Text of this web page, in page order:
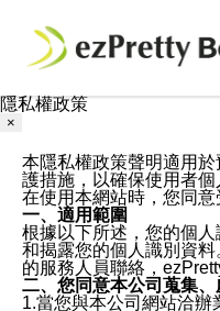
隱私權政策
×
本隱私權政策聲明適用
護措施，以確保使用者個
在使用本網站時，您同
一、適用範圍
根據以下所述，您的個
和揭露您的個人識別資
的服務人員聯絡，
二、您同意本公司蒐集
1.當您與本公司網站洽